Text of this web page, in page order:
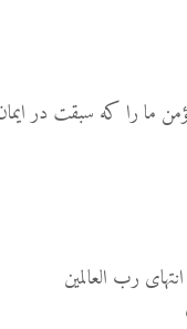
ما را که سبقت در ایمان
رب العالمین